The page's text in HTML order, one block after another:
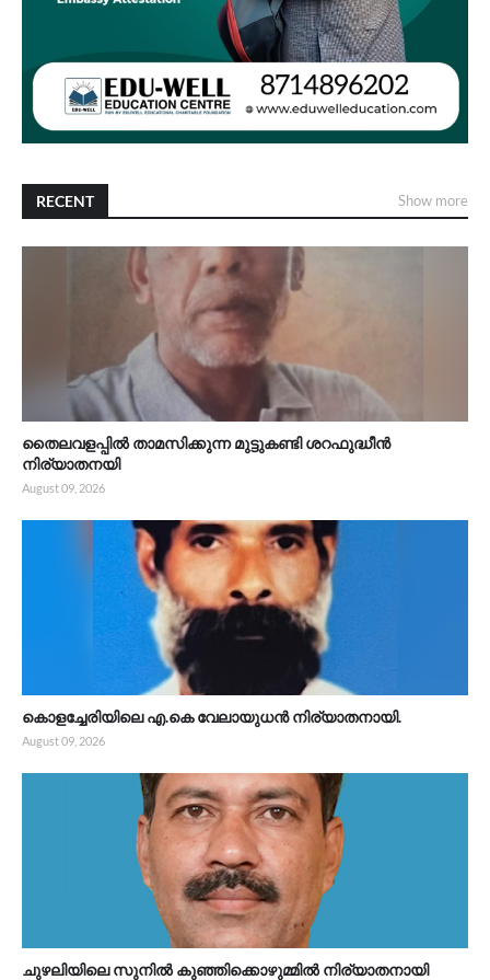
RECENT Show more
തൈലവളപ്പിൽ താമസിക്കുന്ന മുട്ടുകണ്ടി ശറഫുദ്ധീൻ
നിര്യാതനയി
August 09, 2026
കൊളച്ചേരിയിലെ എ.കെ വേലായുധൻ നിര്യാതനായി.
August 09, 2026
ചുഴലിയിലെ സുനിൽ കുഞ്ഞിക്കൊഴുമ്മിൽ നിര്യാതനായി